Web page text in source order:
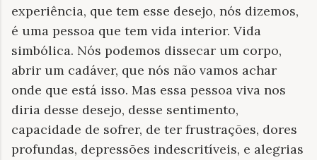
experiência, que tem esse desejo, nós dizemos,
é uma pessoa que tem vida interior. Vida
simbólica. Nós podemos dissecar um corpo,
abrir um cadáver, que nós não vamos achar
onde que está isso. Mas essa pessoa viva nos
diria desse desejo, desse sentimento,
capacidade de sofrer, de ter frustrações, dores
profundas, depressões indescritíveis, e alegrias